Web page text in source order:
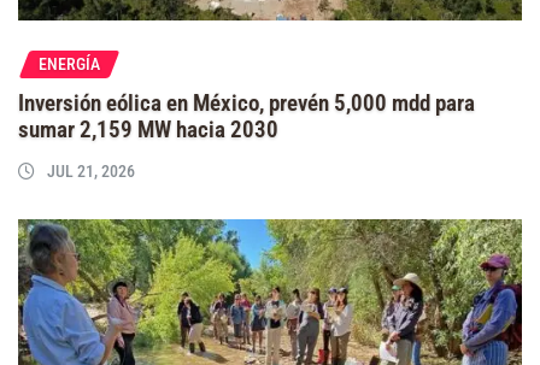
ENERGÍA
Inversión eólica en México, prevén 5,000 mdd para
sumar 2,159 MW hacia 2030
JUL 21, 2026